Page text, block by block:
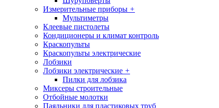
Измерительные приборы +
Мультиметры
Клеевые пистолеты
Кондиционеры и климат контроль
Краскопульты
Краскопульты электрические
Лобзики
Лобзики электрические +
Пилки для лобзика
Миксеры строительные
Отбойные молотки
Паяльники для пластиковых труб